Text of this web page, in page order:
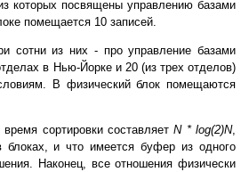
которых посвящены управлению базами
помещается 10 записей.
сотни из них - про управление базами
в Нью-Йорке и 20 (из трех отделов)
В физический блок помещаются
сортировки составляетN * log(2)N,
и что имеется буфер из одного
Наконец, все отношения физически